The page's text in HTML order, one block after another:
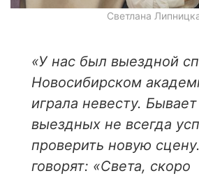
Светлана
«У нас был выездной
Новосибирском
играла невесту. Бывает
выездных не всегда
проверить новую
говорят: «Света, скоро